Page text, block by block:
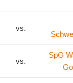
vs.
vs.
SpG